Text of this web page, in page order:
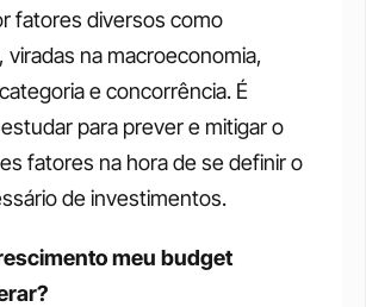
fatores diversos como
na macroeconomia,
e concorrência. É
para prever e mitigar o
fatores na hora de se definir o
de investimentos.
meu budget